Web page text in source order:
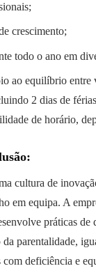
crescimento;
todo o ano em
ao equilíbrio entre
2 dias de
de horário,
cultura de
em equipa. A
práticas de
parentalidade,
com deficiência e